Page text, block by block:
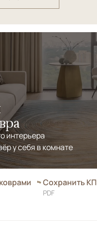
интерьера
у себя в комнате
Сохранить КП
PDF